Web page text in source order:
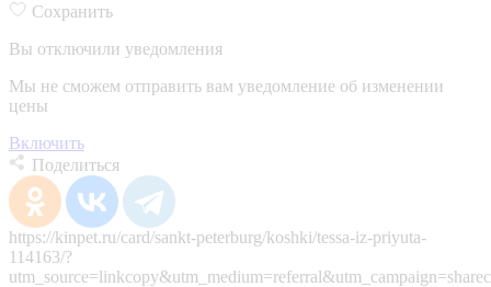
Сохранить
Вы отключили уведомления
Мы не сможем отправить вам уведомление об изменении
цены
Включить
Поделиться
https://kinpet.ru/card/sankt-peterburg/koshki/tessa-iz-priyuta-
114163/?